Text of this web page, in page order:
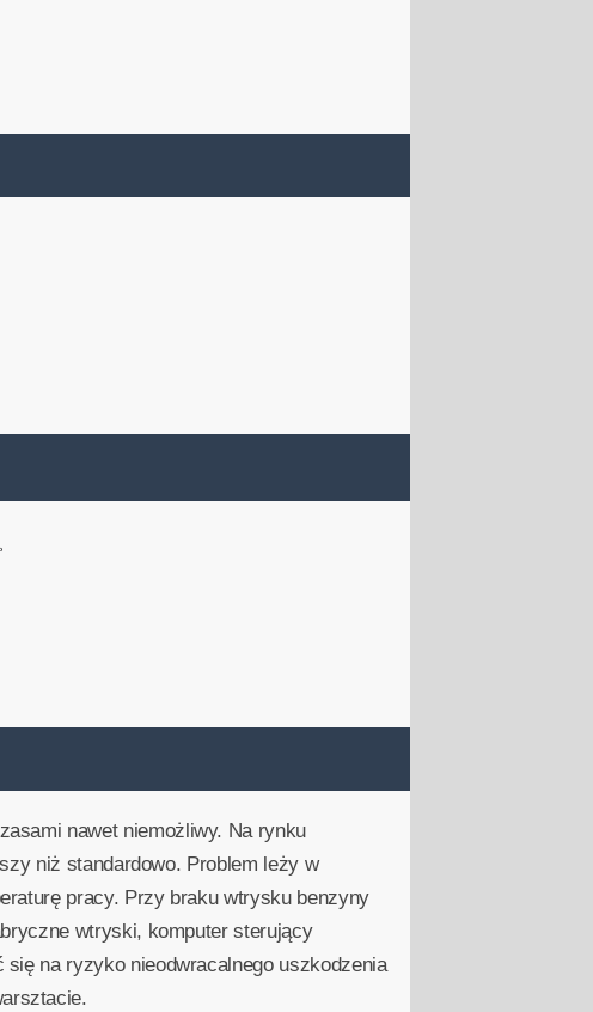
nawet niemożliwy. Na rynku
niż standardowo. Problem leży w
pracy. Przy braku wtrysku benzyny
wtryski, komputer sterujący
na ryzyko nieodwracalnego uszkodzenia